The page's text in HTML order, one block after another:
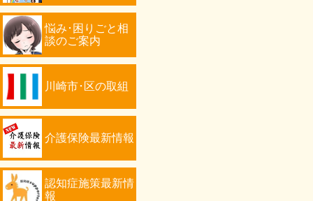
悩み･困りごと相
談のご案内
川崎市･区の取組
介護保険最新情報
認知症施策最新情
報